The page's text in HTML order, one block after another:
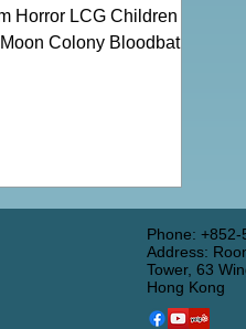
Horror LCG Children Of
Colony Bloodbath
shop
Retail Shop
Gateway Tower, 63
Phone: +852-
Address:
Tower, 63
Hong Kong